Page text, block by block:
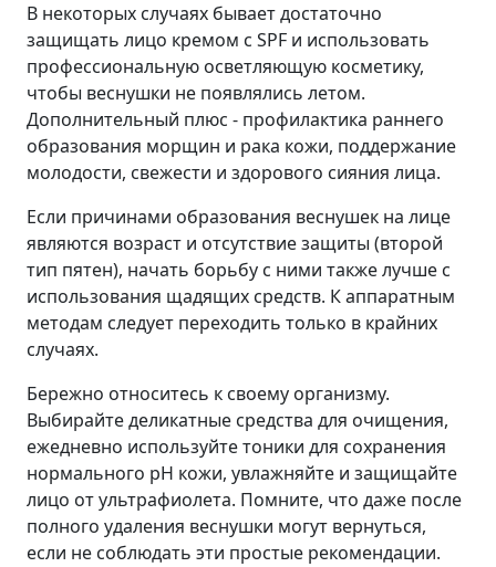
В некоторых случаях бывает достаточно
защищать лицо кремом с SPF и использовать
профессиональную осветляющую косметику,
чтобы веснушки не появлялись летом.
Дополнительный плюс - профилактика раннего
образования морщин и рака кожи, поддержание
молодости, свежести и здорового сияния лица.
Если причинами образования веснушек на лице
являются возраст и отсутствие защиты (второй
тип пятен), начать борьбу с ними также лучше с
использования щадящих средств. К аппаратным
методам следует переходить только в крайних
случаях.
Бережно относитесь к своему организму.
Выбирайте деликатные средства для очищения,
ежедневно используйте тоники для сохранения
нормального pH кожи, увлажняйте и защищайте
лицо от ультрафиолета. Помните, что даже после
полного удаления веснушки могут вернуться,
если не соблюдать эти простые рекомендации.